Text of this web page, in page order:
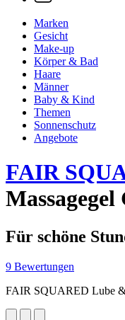
Marken
Gesicht
Make-up
Körper & Bad
Haare
Männer
Baby & Kind
Themen
Sonnenschutz
Angebote
FAIR
Massagegel
Für schöne
9 Bewertungen
FAIR SQUARED Lube &